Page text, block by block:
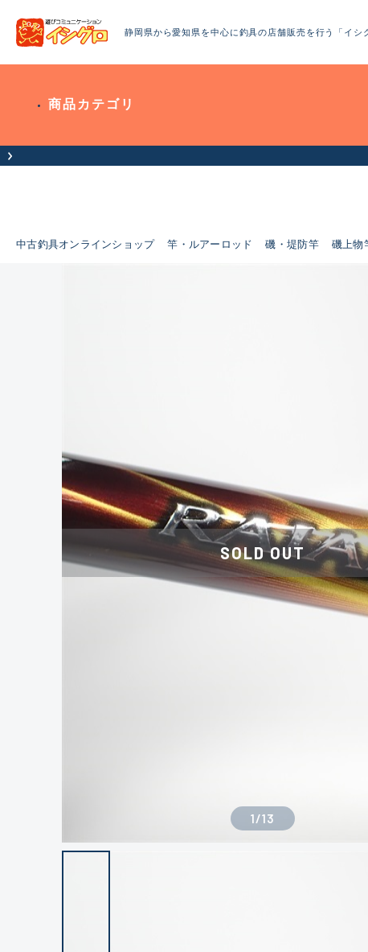
静岡県から愛知県を中心に釣具の店舗販売を行う「イ
商品カテゴリ
中古釣具オンラインショップ 竿・ルアーロッド 磯・堤防竿 磯上物
SOLD OUT
1/13